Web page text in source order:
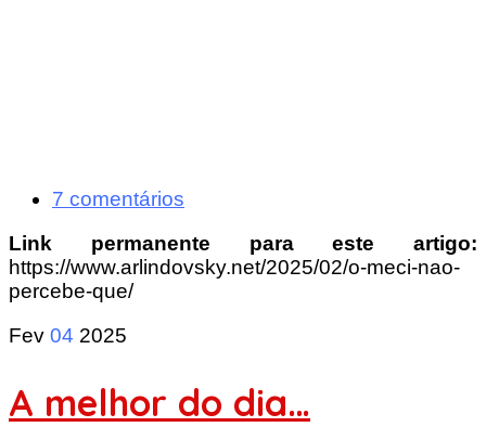
7 comentários
Link permanente para este artigo:
https://www.arlindovsky.net/2025/02/o-meci-nao-
percebe-que/
Fev 04 2025
A melhor do dia…